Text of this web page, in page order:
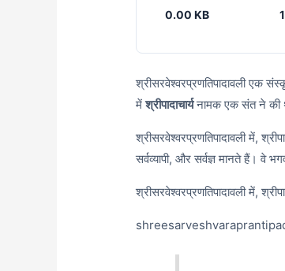
0.00 KB
श्रीसरवेश्वरप्रणतिपादावली एक
मेंश्रीपादाचार्यनामक एक संत ने की
श्रीसरवेश्वरप्रणतिपादावली में,
सर्वव्यापी, और सर्वज्ञ मानते हैं। वे
श्रीसरवेश्वरप्रणतिपादावली में,